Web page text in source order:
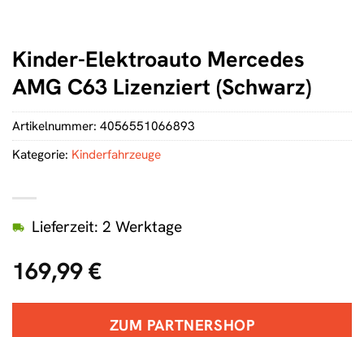
Kinder-Elektroauto Mercedes
AMG C63 Lizenziert (Schwarz)
169,99€
Lieferzeit: 2 Werktage
ZUM PARTNERSHOP
Artikelnummer: 4056551066893
Kategorie: Kinderfahrzeuge